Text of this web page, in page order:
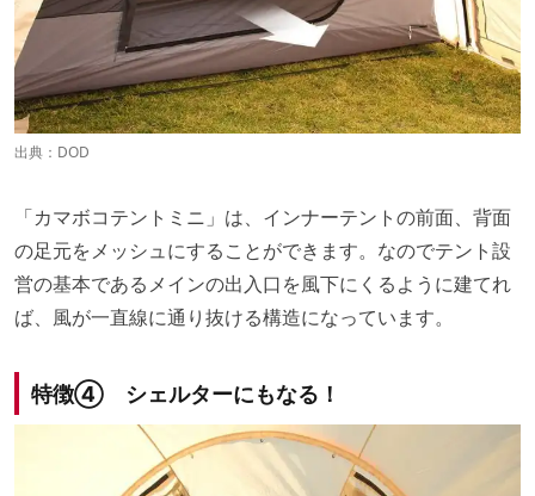
出典： DOD
「カマボコテントミニ」は、インナーテントの前面、背面
の足元をメッシュにすることができます。なのでテント設
営の基本であるメインの出入口を風下にくるように建てれ
ば、風が一直線に通り抜ける構造になっています。
特徴④ シェルターにもなる！